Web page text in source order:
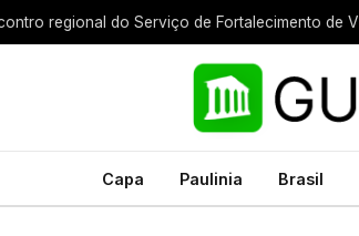
Capa Paulinia Brasil